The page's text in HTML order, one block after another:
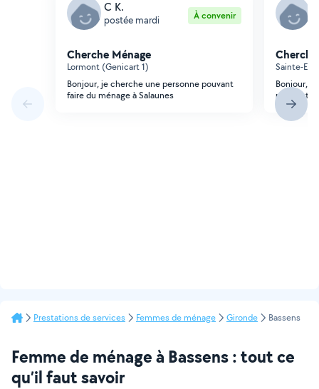
C K.
postée mardi À convenir
Cherche Ménage
Lormont (Genicart 1)
Bonjour, je cherche une personne pouvant
faire du ménage à Salaunes
Sainte-
Bonjour,
pour cet
Prestations de services Femmes de ménage Gironde Bassens
Femme de ménage à Bassens : tout ce
qu’il faut savoir